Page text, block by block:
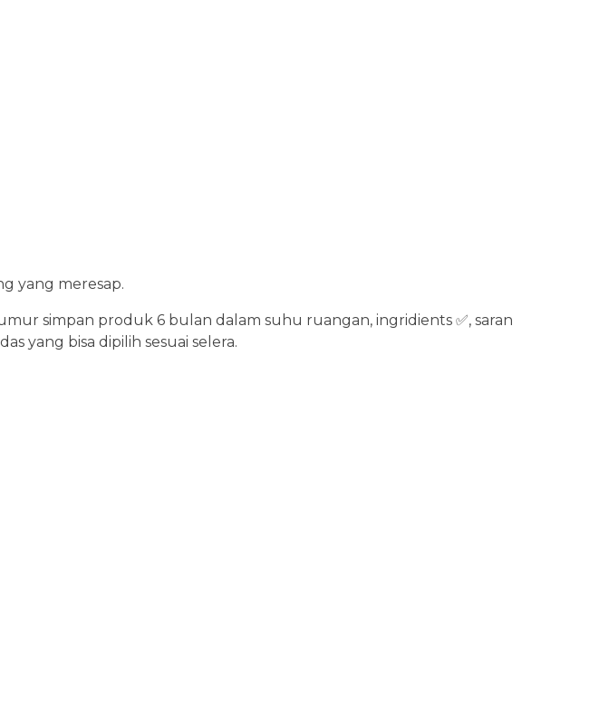
yang meresap.
mur simpan produk 6 bulan dalam suhu ruangan, ingridients ✅, saran
yang bisa dipilih sesuai selera.